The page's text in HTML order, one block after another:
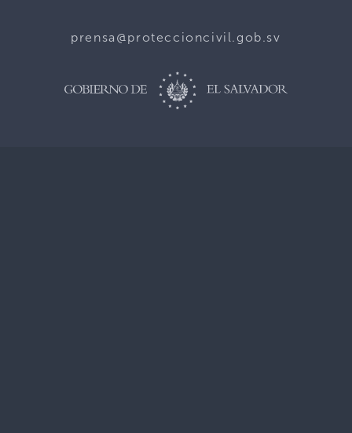
prensa@proteccioncivil.gob.sv